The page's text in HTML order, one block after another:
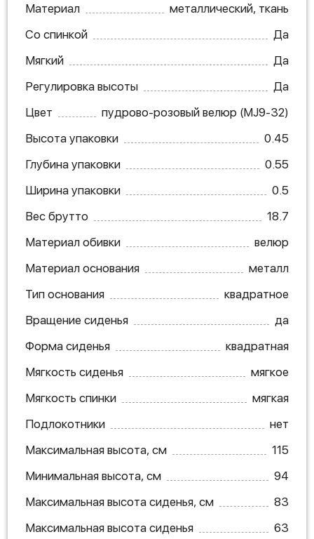
Материал
металлический, ткань
Со спинкой
Да
Мягкий
Да
Регулировка высоты
Да
Цвет
пудрово-розовый велюр (MJ9-32)
Высота упаковки
0.45
Глубина упаковки
0.55
Ширина упаковки
0.5
Вес брутто
18.7
Материал обивки
велюр
Материал основания
металл
Тип основания
квадратное
Вращение сиденья
да
Форма сиденья
квадратная
Мягкость сиденья
мягкое
Мягкость спинки
мягкая
Подлокотники
нет
Максимальная высота, см
115
Минимальная высота, см
94
Максимальная высота сиденья, см
83
Максимальная высота сиденья
63